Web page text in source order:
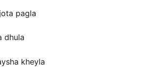
pagla
dhula
kheyla